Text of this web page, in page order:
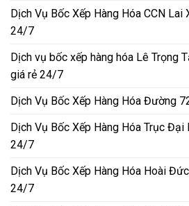
Dịch Vụ Bốc Xếp Hàng Hóa CCN Lai
24/7
Dịch vụ bốc xếp hàng hóa Lê Trọng
giá rẻ 24/7
Dịch Vụ Bốc Xếp Hàng Hóa Đường
Dịch Vụ Bốc Xếp Hàng Hóa Trục Đại
24/7
Dịch Vụ Bốc Xếp Hàng Hóa Hoài
24/7